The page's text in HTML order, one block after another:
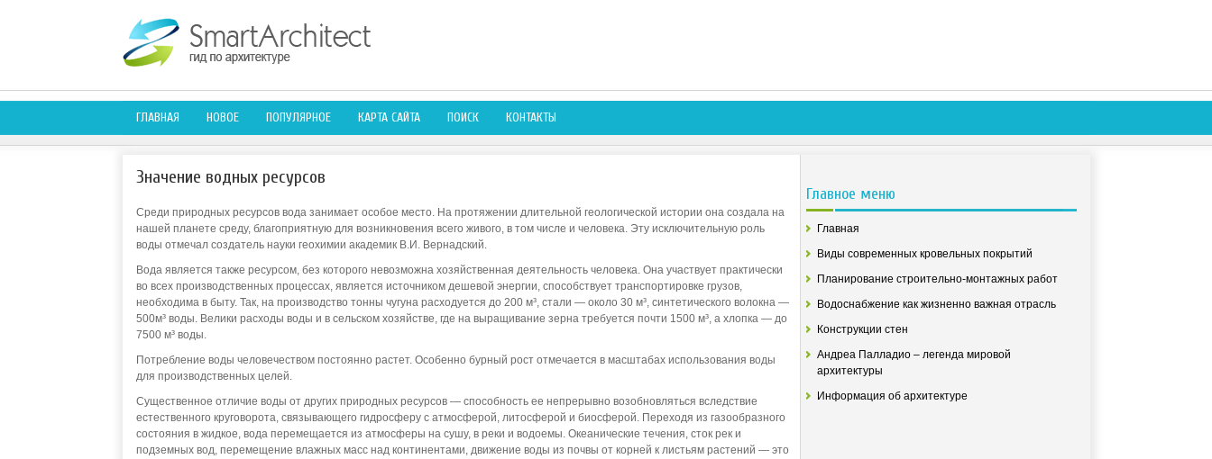
ГЛАВНАЯ НОВОЕ ПОПУЛЯРНОЕ КАРТА САЙТА ПОИСК КОНТАКТЫ
Значение водных ресурсов
Среди природных ресурсов вода занимает особое место. На протяжении длительной геологической истории она создала на
нашей планете среду, благоприятную для возникновения всего живого, в том числе и человека. Эту исключительную роль
воды отмечал создатель науки геохимии академик В.И. Вернадский.
Вода является также ресурсом, без которого невозможна хозяйственная деятельность человека. Она участвует практически
во всех производственных процессах, является источником дешевой энергии, способствует транспортировке грузов,
необходима в быту. Так, на производство тонны чугуна расходуется до 200 м³, стали — около 30 м³, синтетического волокна —
500м³ воды. Велики расходы воды и в сельском хозяйстве, где на выращивание зерна требуется почти 1500 м³, а хлопка — до
7500 м³ воды.
Потребление воды человечеством постоянно растет. Особенно бурный рост отмечается в масштабах использования воды
для производственных целей.
Существенное отличие воды от других природных ресурсов — способность ее непрерывно возобновляться вследствие
естественного круговорота, связывающего гидросферу с атмосферой, литосферой и биосферой. Переходя из газообразного
состояния в жидкое, вода перемещается из атмосферы на сушу, в реки и водоемы. Океанические течения, сток рек и
подземных вод, перемещение влажных масс над континентами, движение воды из почвы от корней к листьям растений — это
Главное меню
Главная
Виды современных кровельных покрытий
Планирование строительно-монтажных работ
Водоснабжение как жизненно важная отрасль
Конструкции стен
Андреа Палладио – легенда мировой
архитектуры
Информация об архитектуре